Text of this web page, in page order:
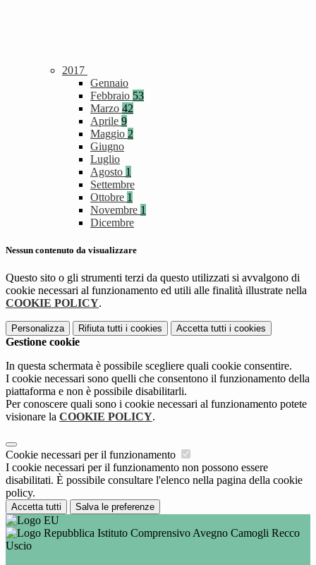
2017
Gennaio
Febbraio 53
Marzo 42
Aprile 9
Maggio 2
Giugno
Luglio
Agosto 1
Settembre
Ottobre 1
Novembre 1
Dicembre
Nessun contenuto da visualizzare
Questo sito o gli strumenti terzi da questo utilizzati si avvalgono di
cookie necessari al funzionamento ed utili alle finalità illustrate nella
COOKIE POLICY.
Personalizza Rifiuta tutti i cookies Accetta tutti i cookies
Gestione cookie
In questa schermata è possibile scegliere quali cookie consentire.
I cookie necessari sono quelli che consentono il funzionamento della
piattaforma e non è possibile disabilitarli.
Per conoscere quali sono i cookie necessari al funzionamento potete
visionare la COOKIE POLICY.
Cookie necessari per il funzionamento
I cookie necessari per il funzionamento non possono essere
disabilitati. È possibile consultare l'elenco nella pagina della cookie
policy.
Accetta tutti Salva le preferenze
Istituto Comprensivo Avegno Camogli Recco
Uscio